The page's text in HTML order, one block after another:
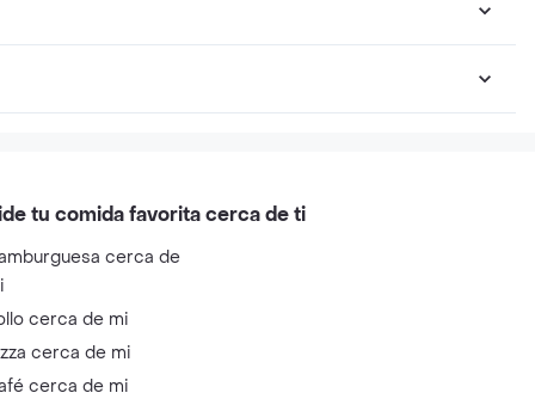
tu comida favorita cerca de ti
cerca de
cerca de mi
cerca de mi
cerca de mi